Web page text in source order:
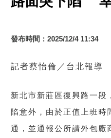
發布時間：2025/12/4 11:34
記者蔡怡倫／台北報導
新北市新莊區復興路一段
陷意外，由於正值上班時
通，並通報公所請外包廠